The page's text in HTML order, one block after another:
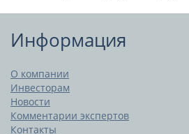
Информация
О компании
Инвесторам
Новости
Комментарии экспертов
Контакты